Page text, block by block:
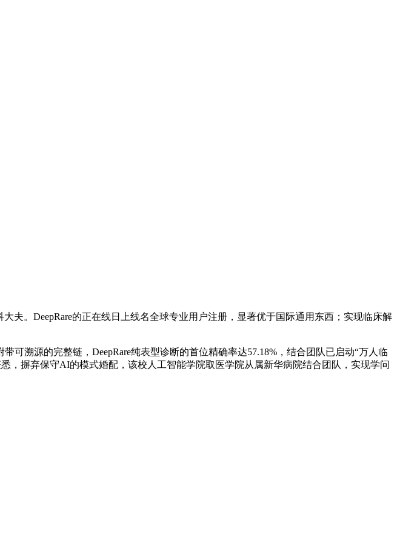
。DeepRare的正在线日上线名全球专业用户注册，显著优于国际通用东西；实现临床解
溯源的完整链，DeepRare纯表型诊断的首位精确率达57.18%，结合团队已启动“万人临
，摒弃保守AI的模式婚配，该校人工智能学院取医学院从属新华病院结合团队，实现学问